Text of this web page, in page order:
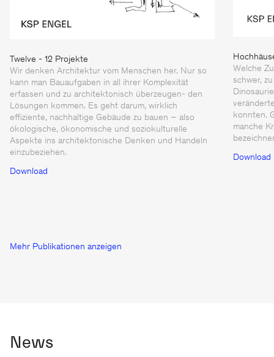
Twelve - 12 Projekte
Wir denken Architektur vom Menschen her. Nur so
kann man Bauaufgaben in all ihrer Komplexität
erfassen und zu architektonisch überzeugen- den
Lösungen kommen. Es geht darum, wirklich
effiziente, nachhaltige Gebäude zu bauen – also
ökologische, ökonomische und soziokulturelle
Aspekte ins architektonische Denken und Handeln
einzubeziehen.
Download
Welche
schwer,
konnten.
manche
Download
Mehr Publikationen anzeigen
News